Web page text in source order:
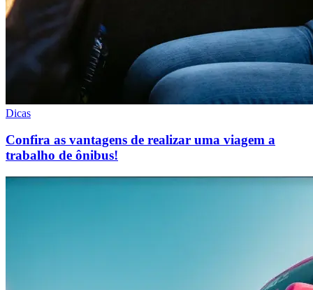
Dicas
Confira as vantagens de realizar uma viagem a
trabalho de ônibus!